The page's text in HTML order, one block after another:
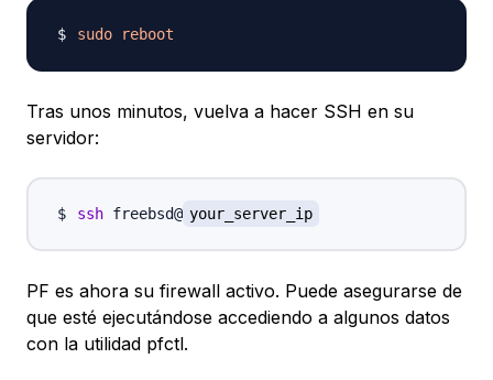
sudo reboot
Tras unos minutos, vuelva a hacer SSH en su
servidor:
ssh freebsd@ your_server_ip
PF es ahora su firewall activo. Puede asegurarse de
que esté ejecutándose accediendo a algunos datos
con la utilidad pfctl.